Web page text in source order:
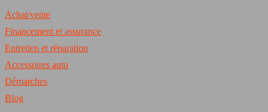
Achat/vente
Financement et assurance
Entretien et réparation
Accessoires auto
Démarches
Blog